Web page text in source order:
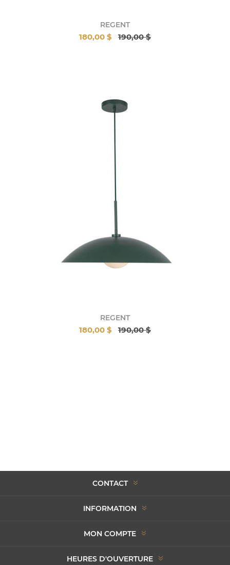
REGENT
180,00 $ 190,00 $
REGENT
180,00 $ 190,00 $
CONTACT
INFORMATION
MON COMPTE
HEURES D'OUVERTURE